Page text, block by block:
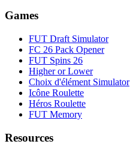
Games
FUT Draft Simulator
FC 26 Pack Opener
FUT Spins 26
Higher or Lower
Choix d'élément Simulator
Icône Roulette
Héros Roulette
FUT Memory
Resources